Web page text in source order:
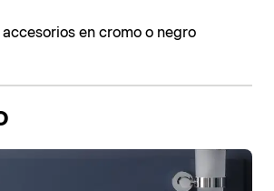
en cromo o negro